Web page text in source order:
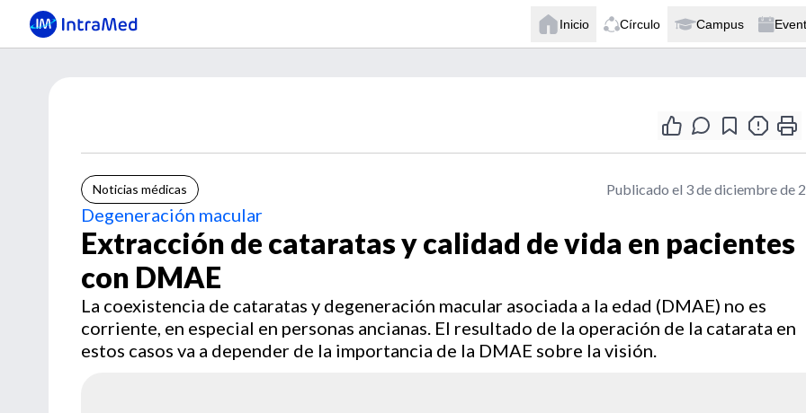
Inicio Círculo Campus
Noticias médicas Publicado el 3 de diciembre de
Degeneración macular
Extracción de cataratas y calidad de vida en pacientes
con DMAE
La coexistencia de cataratas y degeneración macular asociada a la edad (DMAE) no es
corriente, en especial en personas ancianas. El resultado de la operación de la catarata en
estos casos va a depender de la importancia de la DMAE sobre la visión.